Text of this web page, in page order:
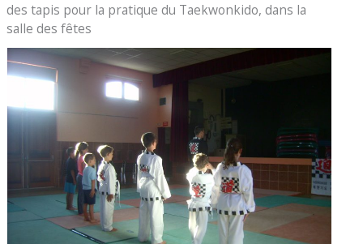
des tapis pour la pratique du Taekwonkido, dans la
salle des fêtes